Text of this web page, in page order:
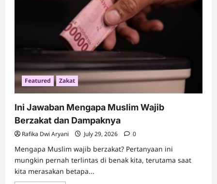
Featured Zakat
Ini Jawaban Mengapa Muslim Wajib
Berzakat dan Dampaknya
Rafika Dwi Aryani July 29, 2026 0
Mengapa Muslim wajib berzakat? Pertanyaan ini
mungkin pernah terlintas di benak kita, terutama saat
kita merasakan betapa...